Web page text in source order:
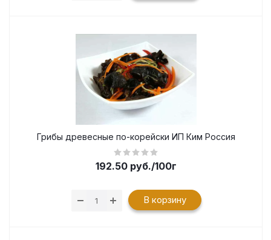
Грибы древесные по-корейски ИП Ким Россия
192.50 руб./100г
В корзину